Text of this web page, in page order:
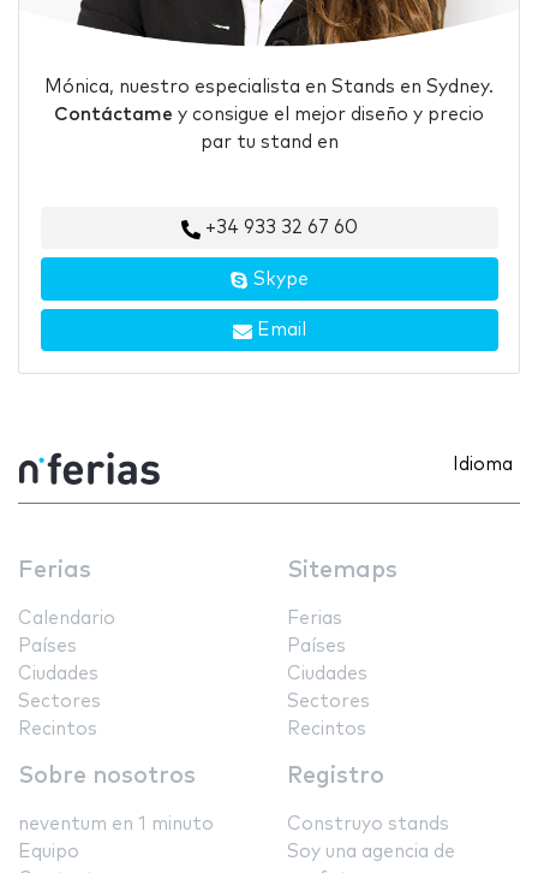
Mónica, nuestro especialista en Stands en Sydney.
Contáctame y consigue el mejor diseño y precio
par tu stand en
+34 933 32 67 60
Skype
Email
Idioma
Ferias
Calendario
Países
Ciudades
Sectores
Recintos
Sitemaps
Ferias
Países
Ciudades
Sectores
Recintos
Sobre nosotros
neventum en 1 minuto
Equipo
Registro
Construyo stands
Soy una agencia de